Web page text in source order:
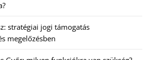
stratégiai jogi támogatás
megelőzésben